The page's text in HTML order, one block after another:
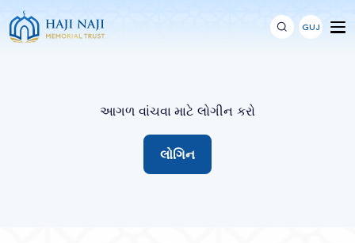
GUJ
આગળ વાંચવા માટે લોગીન કરો
લોગિન